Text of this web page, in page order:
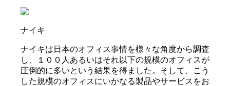
ナイキ
ナイキは日本のオフィス事情を様々な角度から調査
し、１００人あるいはそれ以下の規模のオフィスが
圧倒的に多いという結果を得ました。そして、こう
した規模のオフィスにいかなる製品やサービスをお